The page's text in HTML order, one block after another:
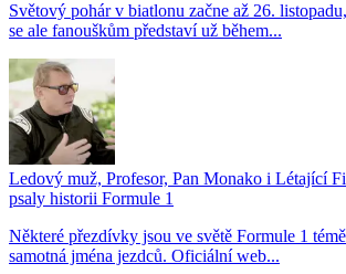
Světový pohár v biatlonu začne až 26.
se ale fanouškům představí už během...
Ledový muž, Profesor, Pan Monako i Létající
psaly historii Formule 1
Některé přezdívky jsou ve světě Formule 1
samotná jména jezdců. Oficiální web...